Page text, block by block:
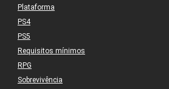
Plataforma
PS4
PS5
Requisitos mínimos
RPG
Sobrevivência